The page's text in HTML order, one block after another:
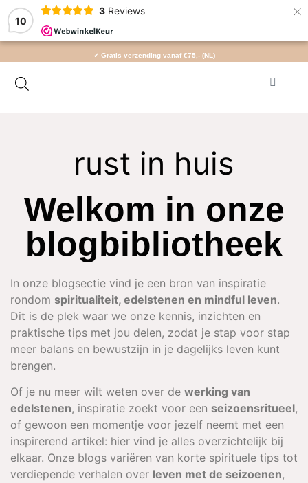
10
3 Reviews ×
✓ Gratis verzending vanaf €75,- (NL)
rust in huis
Welkom in onze
blogbibliotheek
In onze blogsectie vind je een bron van inspiratie
rondom spiritualiteit, edelstenen en mindful leven.
Dit is de plek waar we onze kennis, inzichten en
praktische tips met jou delen, zodat je stap voor stap
meer balans en bewustzijn in je dagelijks leven kunt
brengen.
Of je nu meer wilt weten over de werking van
edelstenen, inspiratie zoekt voor een seizoensritueel,
of gewoon een momentje voor jezelf neemt met een
inspirerend artikel: hier vind je alles overzichtelijk bij
elkaar. Onze blogs variëren van korte spirituele tips tot
verdiepende verhalen over leven met de seizoenen,